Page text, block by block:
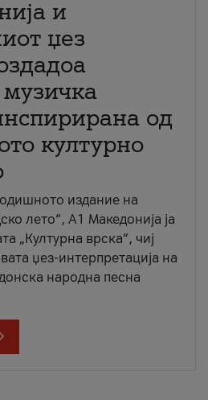
и
џез
од
културно
издание на
лето“, А1 Македонија ја
„Културна врска“, чиј
џез-интерпретација на
народна песна